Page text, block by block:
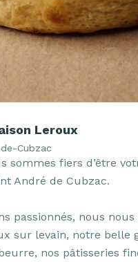
Leroux
Cubzac
sommes fiers d’être
André de Cubzac.
passionnés, nous
sur levain, notre belle
nos pâtisseries